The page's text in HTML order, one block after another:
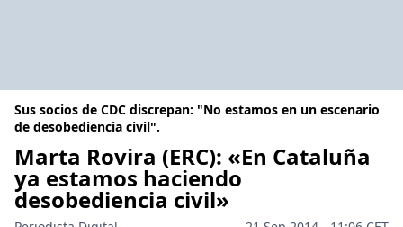
Sus socios de CDC discrepan: "No estamos en un escenario
de desobediencia civil".
Marta Rovira (ERC): «En Cataluña
ya estamos haciendo
desobediencia civil»